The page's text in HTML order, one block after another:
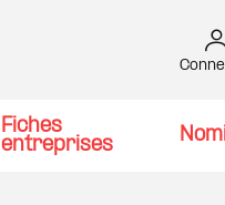
Fiches
entreprises